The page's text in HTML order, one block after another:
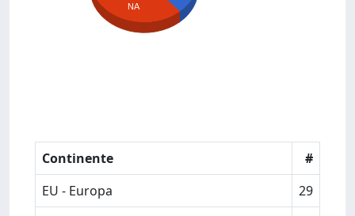
NA
Continente
#
EU - Europa
29